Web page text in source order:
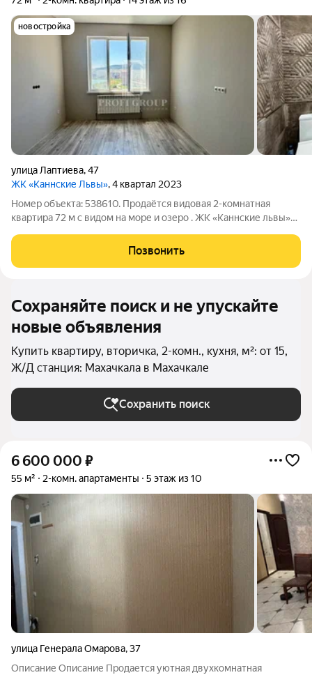
новостройка
улица Лаптиева,47
ЖК «Каннские Львы», 4 квартал 2023
Номер объекта: 538610. Продаётся видовая 2-комнатная
квартира 72 м с видом на море и озеро . ЖК «Каннские львы»
качественный ремонт, продуманная планировка, всё в
идеальном состоянии. Главная
Позвонить
Сохраняйте поиск и не упускайте
новые объявления
Купить квартиру, вторичка, 2-комн., кухня, м²: от 15,
Ж/Д станция: Махачкала в Махачкале
Сохранить поиск
6 600 000 ₽
55 м² 2-комн. апартаменты 5 этаж из 10
улица Генерала Омарова,37
Описание Описание Продается уютная двухкомнатная